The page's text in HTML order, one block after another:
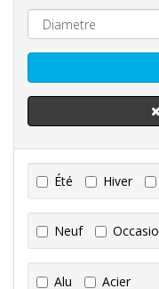
Été Hiver
Neuf
Alu Acier